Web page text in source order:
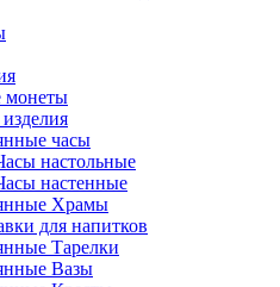
монеты
часы
настольные
настенные
Храмы
для напитков
Тарелки
Вазы